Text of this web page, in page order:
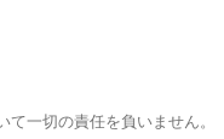
一切の責任を負いません。